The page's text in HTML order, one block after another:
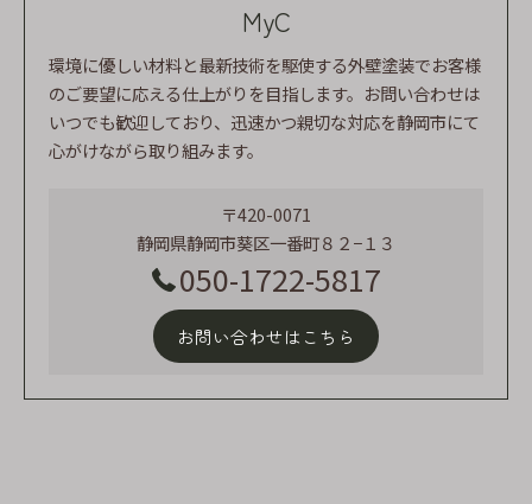
MyC
環境に優しい材料と最新技術を駆使する外壁塗装でお客様
のご要望に応える仕上がりを目指します。お問い合わせは
いつでも歓迎しており、迅速かつ親切な対応を静岡市にて
心がけながら取り組みます。
〒420-0071
静岡県静岡市葵区一番町８２−１３
050-1722-5817
お問い合わせはこちら